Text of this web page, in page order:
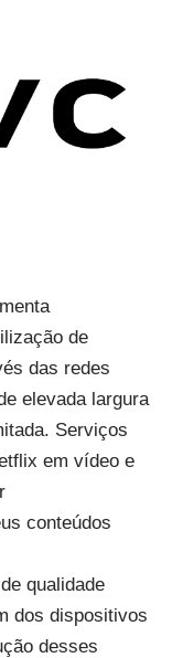
de
das redes
elevada largura
Serviços
em vídeo e
conteúdos
qualidade
dos dispositivos
desses